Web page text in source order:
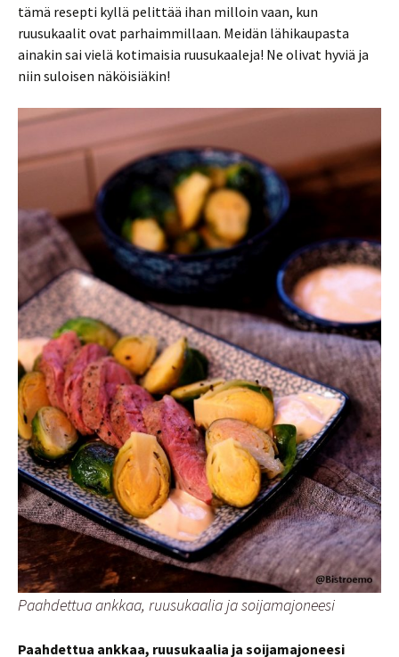
tämä resepti kyllä pelittää ihan milloin vaan, kun
ruusukaalit ovat parhaimmillaan. Meidän lähikaupasta
ainakin sai vielä kotimaisia ruusukaaleja! Ne olivat hyviä ja
niin suloisen näköisiäkin!
Paahdettua ankkaa, ruusukaalia ja soijamajoneesi
Paahdettua ankkaa, ruusukaalia ja soijamajoneesi